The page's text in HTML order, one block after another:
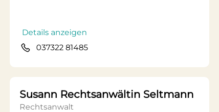
Details anzeigen
037322 81485
Susann Rechtsanwältin Seltmann
Rechtsanwalt